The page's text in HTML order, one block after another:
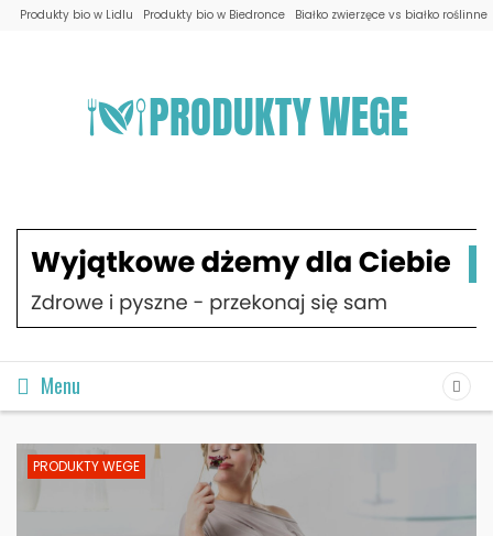
Produkty bio w Lidlu Produkty bio w Biedronce Białko zwierzęce vs białko roślinne
Menu
PRODUKTY WEGE